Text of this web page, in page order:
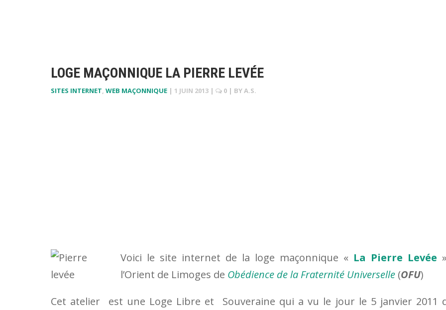
LOGE MAÇONNIQUE LA PIERRE LEVÉE
SITES INTERNET, WEB MAÇONNIQUE | 1 JUIN 2013 | 0 | BYA.S.
Voici le site internet de la loge maçonnique « La Pierre Levée
l’Orient de Limoges de Obédience de la Fraternité Universelle (OFU)
Cet atelier est une Loge Libre et Souveraine qui a vu le jour le 5 janvier 2011